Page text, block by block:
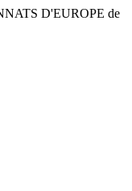
D'EUROPE de